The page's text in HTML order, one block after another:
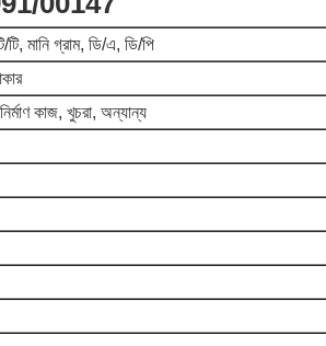
টি, মানি গ্রাম, ডি/এ, ডি/পি
কাজ, খুচরা, অন্যান্য